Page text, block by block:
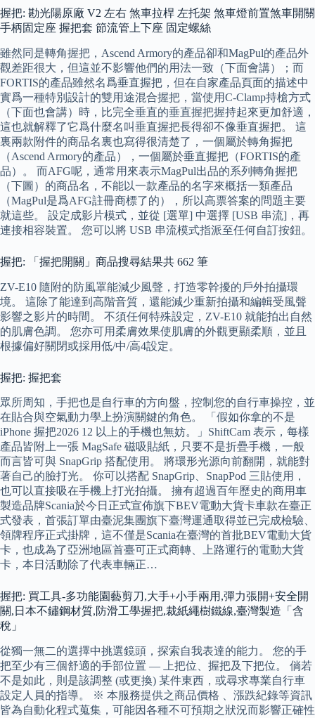
握把: 勘光陽原廠 V2 左右 煞車拉桿 左托架 煞車燈前置煞車開關
手柄固定座 握把套 節流管上下座 固定螺絲
雖然同是轉角握把，Ascend Armory的產品卻和MagPul的產品外
觀差距很大，但這並不影響他們的用法一致（下面會講）；而
FORTIS的產品雖然名爲垂直握把，但在自家產品頁面的描述中
實爲一種特別設計的雙用途混合握把，當使用C-Clamp持槍方式
（下面也會講）時，比完全垂直的垂直握把握持起來更加舒適，
這也就解釋了它爲什麼名叫垂直握把長得卻不像垂直握把。 這
裏兩款附件的商品名裏也寫得很清楚了，一個屬於轉角握把
（Ascend Armory的產品），一個屬於垂直握把（FORTIS的產
品）。 而AFG呢，通常用來表示MagPul出品的系列轉角握把
（下圖）的商品名，不能以一款產品的名字來概括一類產品
（MagPul是爲AFG註冊商標了的），所以高票答案的問題主要
就這些。 設定成影片模式，並從 [選單] 中選擇 [USB 串流]，再
連接相容裝置。 您可以將 USB 串流模式指派至任何自訂按鈕。
握把: 「握把開關」商品搜尋結果共 662 筆
ZV-E10 隨附的防風罩能減少風聲，打造零幹擾的戶外拍攝環
境。 這除了能達到高階音質，還能減少重新拍攝和編輯受風聲
影響之影片的時間。 不須任何特殊設定，ZV-E10 就能拍出自然
的肌膚色調。 您亦可用柔膚效果使肌膚的外觀更顯柔順，並且
根據偏好關閉或採用低/中/高4設定。
握把: 握把套
眾所周知，手把也是自行車的方向盤，控制您的自行車操控，並
在貼合與空氣動力學上扮演關鍵的角色。 「假如你拿的不是
iPhone 握把2026 12 以上的手機也無妨。」ShiftCam 表示，每樣
產品皆附上一張 MagSafe 磁吸貼紙，只要不是折疊手機，一般
而言皆可與 SnapGrip 搭配使用。 將環形光源向前翻開，就能對
著自己的臉打光。 你可以搭配 SnapGrip、SnapPod 三貼使用，
也可以直接吸在手機上打光拍攝。 擁有超過百年歷史的商用車
製造品牌Scania於今日正式宣佈旗下BEV電動大貨卡車款在臺正
式發表，首張訂單由臺泥集團旗下臺灣運通取得並已完成檢驗、
領牌程序正式掛牌，這不僅是Scania在臺灣的首批BEV電動大貨
卡，也成為了亞洲地區首臺可正式商轉、上路運行的電動大貨
卡，本日活動除了代表車輛正…
握把: 買工具-多功能園藝剪刀,大手+小手兩用,彈力張開+安全開
關,日本不鏽鋼材質,防滑工學握把,裁紙繩樹鐵線,臺灣製造「含
稅」
從獨一無二的選擇中挑選鏡頭，探索自我表達的能力。 您的手
把至少有三個舒適的手部位置 — 上把位、握把及下把位。 倘若
不是如此，則是該調整 (或更換) 某件東西，或尋求專業自行車
設定人員的指導。 ※ 本服務提供之商品價格 、漲跌紀錄等資訊
皆為自動化程式蒐集，可能因各種不可預期之狀況而影響正確性